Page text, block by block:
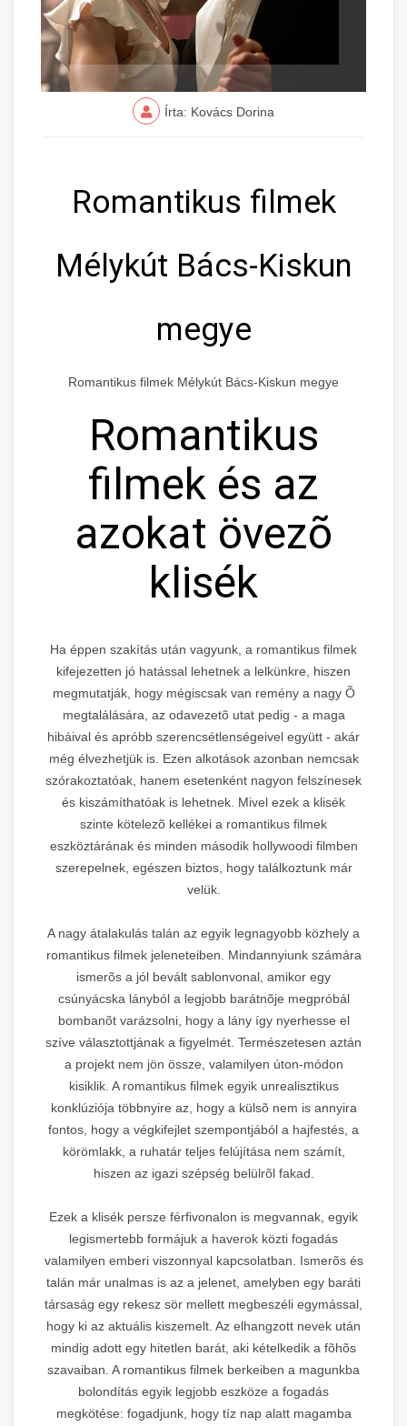
Írta: Kovács Dorina
Romantikus filmek
Mélykút Bács-Kiskun
megye
Romantikus filmek Mélykút Bács-Kiskun megye
Romantikus
filmek és az
azokat övezõ
klisék
Ha éppen szakítás után vagyunk, a romantikus filmek
kifejezetten jó hatással lehetnek a lelkünkre, hiszen
megmutatják, hogy mégiscsak van remény a nagy Õ
megtalálására, az odavezetõ utat pedig - a maga
hibáival és apróbb szerencsétlenségeivel együtt - akár
még élvezhetjük is. Ezen alkotások azonban nemcsak
szórakoztatóak, hanem esetenként nagyon felszínesek
és kiszámíthatóak is lehetnek. Mivel ezek a klisék
szinte kötelezõ kellékei a romantikus filmek
eszköztárának és minden második hollywoodi filmben
szerepelnek, egészen biztos, hogy találkoztunk már
velük.
A nagy átalakulás talán az egyik legnagyobb közhely a
romantikus filmek jeleneteiben. Mindannyiunk számára
ismerõs a jól bevált sablonvonal, amikor egy
csúnyácska lányból a legjobb barátnõje megpróbál
bombanõt varázsolni, hogy a lány így nyerhesse el
szíve választottjának a figyelmét. Természetesen aztán
a projekt nem jön össze, valamilyen úton-módon
kisiklik. A romantikus filmek egyik unrealisztikus
konklúziója többnyire az, hogy a külsõ nem is annyira
fontos, hogy a végkifejlet szempontjából a hajfestés, a
körömlakk, a ruhatár teljes felújítása nem számít,
hiszen az igazi szépség belülrõl fakad.
Ezek a klisék persze férfivonalon is megvannak, egyik
legismertebb formájuk a haverok közti fogadás
valamilyen emberi viszonnyal kapcsolatban. Ismerõs és
talán már unalmas is az a jelenet, amelyben egy baráti
társaság egy rekesz sör mellett megbeszéli egymással,
hogy ki az aktuális kiszemelt. Az elhangzott nevek után
mindig adott egy hitetlen barát, aki kételkedik a fõhõs
szavaiban. A romantikus filmek berkeiben a magunkba
bolondítás egyik legjobb eszköze a fogadás
megkötése: fogadjunk, hogy tíz nap alatt magamba